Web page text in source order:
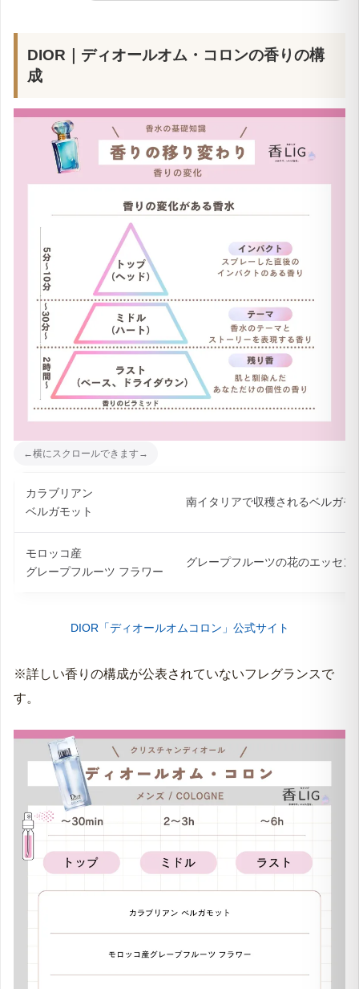
DIOR｜ ディオールオム・コロンの香りの構
成
カラブリアン
ベルガモット
南イタリアで収穫されるベルガ
モロッコ産
グレープフルーツ フラワー
グレープフルーツの花のエッセ
DIOR「ディオールオムコロン」公式サイト
※詳しい香りの構成が公表されていないフレグランスで
す。